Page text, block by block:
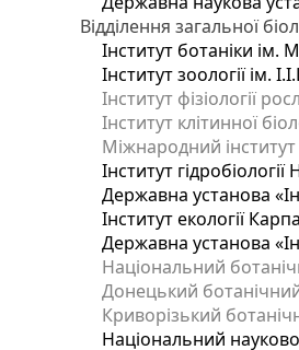
Відділення загальної
Інститут ботаніки ім.
Інститут зоології ім.
Інститут фізіології
Інститут клітинної
Міжнародний інститут
Інститут
Державна установа
Інститут екології
Державна установа
Національний
Донецький
Криворізький
Національний